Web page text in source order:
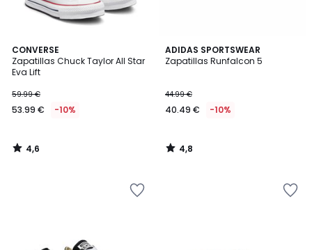
CONVERSE
Zapatillas Chuck Taylor All Star
Eva Lift
59.99 €
53.99 € -10%
4,6
/ 5
4,6
/
ADIDAS SPORTSWEAR
Zapatillas Runfalcon 5
44.99 €
40.49 € -10%
4,8
/ 5
4,8
/